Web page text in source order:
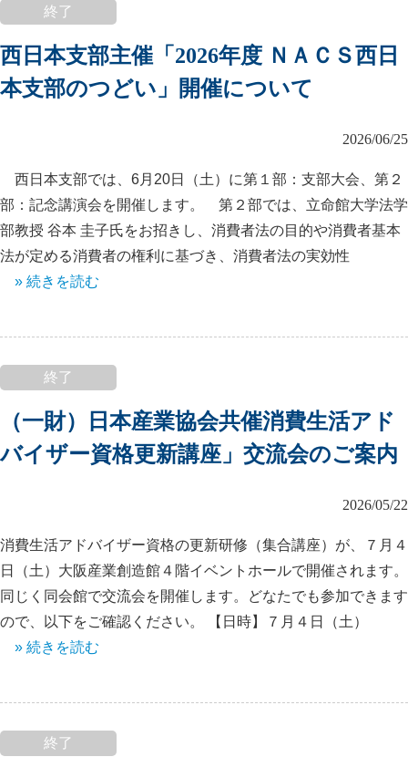
終了
西日本支部主催「2026年度 ＮＡＣＳ西日
本支部のつどい」開催について
2026/06/25
西日本支部では、6月20日（土）に第１部：支部大会、第２
部：記念講演会を開催します。 第２部では、立命館大学法学
部教授 谷本 圭子氏をお招きし、消費者法の目的や消費者基本
法が定める消費者の権利に基づき、消費者法の実効性
» 続きを読む
終了
（一財）日本産業協会共催消費生活アド
バイザー資格更新講座」交流会のご案内
2026/05/22
消費生活アドバイザー資格の更新研修（集合講座）が、７月４
日（土）大阪産業創造館４階イベントホールで開催されます。
同じく同会館で交流会を開催します。どなたでも参加できます
ので、以下をご確認ください。 【日時】７月４日（土）
» 続きを読む
終了